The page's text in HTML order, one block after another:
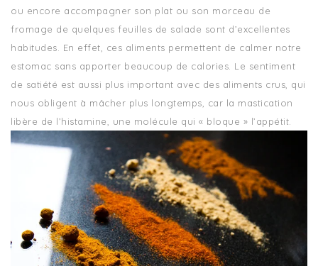
ou encore accompagner son plat ou son morceau de
fromage de quelques feuilles de salade sont d’excellentes
habitudes. En effet, ces aliments permettent de calmer notre
estomac sans apporter beaucoup de calories. Le sentiment
de satiété est aussi plus important avec des aliments crus, qui
nous obligent à mâcher plus longtemps, car la mastication
libère de l’histamine, une molécule qui « bloque » l’appétit.